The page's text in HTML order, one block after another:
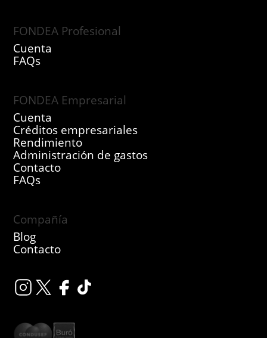
FONDEA Profesional
Cuenta
FAQs
FONDEA Empresarial
Cuenta
Créditos empresariales
Rendimiento
Administración de gastos
Contacto
FAQs
Compañía
Blog
Contacto